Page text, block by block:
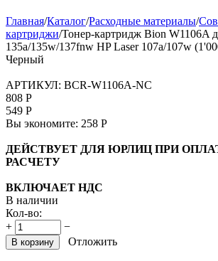
Главная/Каталог/Расходные материалы/
картриджи/Тонер-картридж Bion W1106A
135a/135w/137fnw HP Laser 107a/107w
Черный
АРТИКУЛ: BCR-W1106A-NC
808 Р
549 Р
Вы экономите: 258 Р
ДЕЙСТВУЕТ ДЛЯ ЮРЛИЦ ПРИ
РАСЧЕТУ
ВКЛЮЧАЕТ НДС
В наличии
Кол-во:
+
−
В корзину Отложить